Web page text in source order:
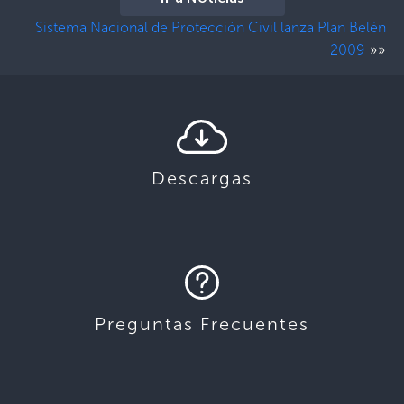
Sistema Nacional de Protección Civil lanza Plan Belén
2009 »»
Descargas
Preguntas Frecuentes